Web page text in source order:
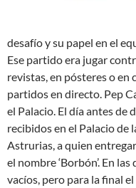
desafío y su papel en el
Ese partido era jugar
revistas, en pósteres o
partidos en directo. Pep
el Palacio. El día antes de
recibidos en el Palacio de
Astrurias, a quien
el nombre ‘Borbón’. En
vacíos, pero para la final